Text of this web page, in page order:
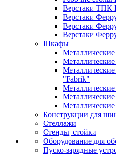
Верстаки ТПК
Верстаки
Верстаки
Верстаки
Шкафы
"Fabrik"
Конструкции для
Стеллажи
Стенды, стойки
Оборудование для
Пуско-зарядные